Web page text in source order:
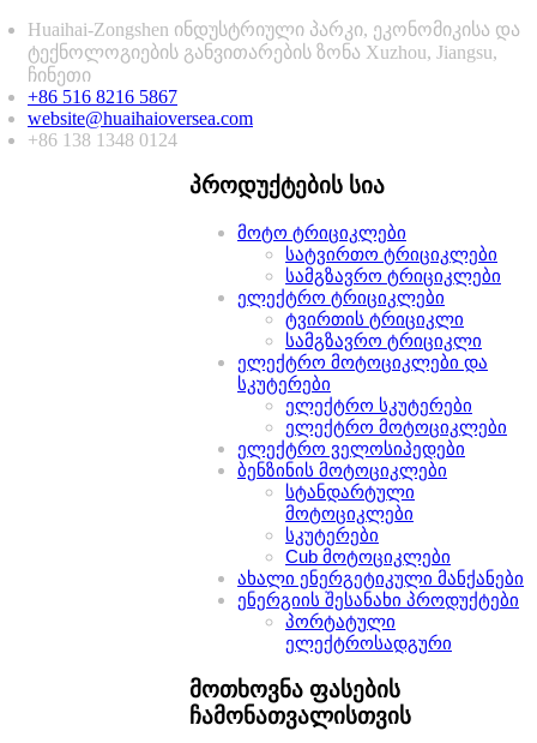
Huaihai-Zongshen ინდუსტრიული პარკი, ეკონომიკისა და
ტექნოლოგიების განვითარების ზონა Xuzhou, Jiangsu,
ჩინეთი
+86 516 8216 5867
website@huaihaioversea.com
+86 138 1348 0124
პროდუქტების სია
მოტო ტრიციკლები
სატვირთო ტრიციკლები
სამგზავრო ტრიციკლები
ელექტრო ტრიციკლები
ტვირთის ტრიციკლი
სამგზავრო ტრიციკლი
ელექტრო მოტოციკლები და
სკუტერები
ელექტრო სკუტერები
ელექტრო მოტოციკლები
ელექტრო ველოსიპედები
ბენზინის მოტოციკლები
სტანდარტული
მოტოციკლები
სკუტერები
Cub მოტოციკლები
ახალი ენერგეტიკული მანქანები
ენერგიის შესანახი პროდუქტები
პორტატული
ელექტროსადგური
მოთხოვნა ფასების
ჩამონათვალისთვის